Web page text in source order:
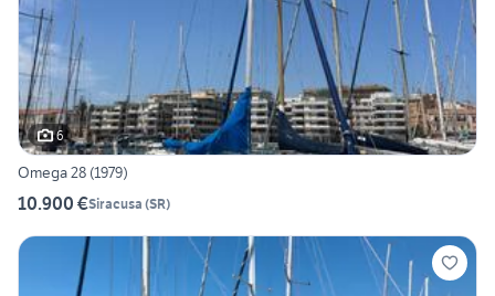
6
Omega 28 (1979)
10.900 €Siracusa (SR)